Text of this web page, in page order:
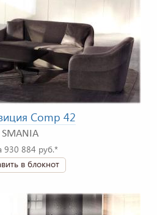
Comp 42
SMANIA
930 884 руб.*
в блокнот